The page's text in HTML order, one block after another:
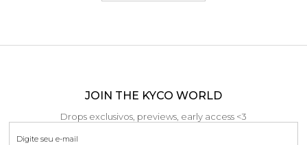
JOIN THE KYCO WORLD
Drops exclusivos, previews, early access <3